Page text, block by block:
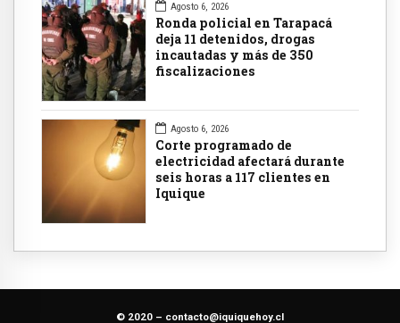
Agosto 6, 2026
Ronda policial en Tarapacá
deja 11 detenidos, drogas
incautadas y más de 350
fiscalizaciones
Agosto 6, 2026
Corte programado de
electricidad afectará durante
seis horas a 117 clientes en
Iquique
© 2020 – contacto@iquiquehoy.cl